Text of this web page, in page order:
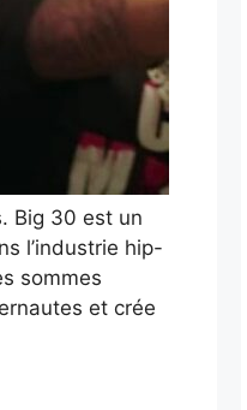
Big 30 est un
l’industrie hip-
sommes
et crée